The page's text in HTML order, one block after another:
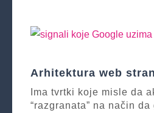
Arhitektura web
Ima tvrtki koje misle da
“razgranata” na način